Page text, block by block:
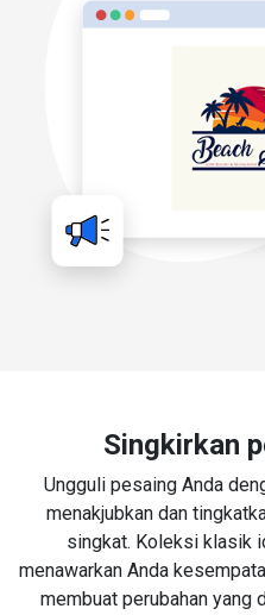
Singkirkan
Ungguli pesaing Anda
menakjubkan dan
singkat. Koleksi klasik
menawarkan Anda
membuat perubahan yang